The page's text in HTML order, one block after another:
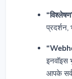
प्रदर्शन,
इनवॉइस
आपके